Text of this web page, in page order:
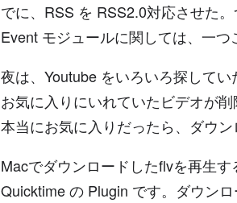
でに、RSS を RSS2.0対応させた
Event モジュールに関しては、一
夜は、Youtube をいろいろ探してい
お気に入りにいれていたビデオが削
本当にお気に入りだったら、ダウ
Macでダウンロードしたflvを再生す
Quicktime の Plugin です。ダウン